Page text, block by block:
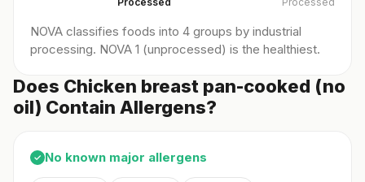
NOVA classifies foods into 4 groups by industrial
processing. NOVA 1 (unprocessed) is the healthiest.
Does Chicken breast pan-cooked (no
oil) Contain Allergens?
✓ No known major allergens